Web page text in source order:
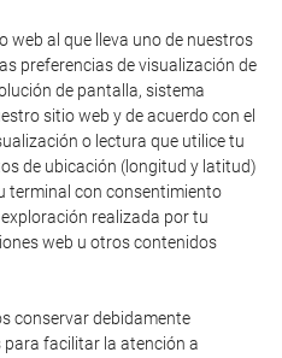
web al que lleva uno de nuestros
preferencias de visualización de
de pantalla, sistema
sitio web y de acuerdo con el
o lectura que utilice tu
de ubicación (longitud y latitud)
terminal con consentimiento
realizada por tu
web u otros contenidos
conservar debidamente
facilitar la atención a